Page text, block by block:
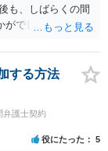
も、しばらくの間
がでしょうか。 そ
それ以外には一切
ッフの方の負担軽
、ご参考になりま
する方法
弁護士契約
役にたった 5